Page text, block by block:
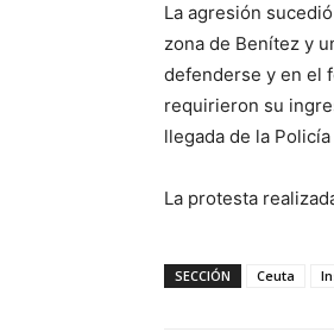
La agresión
zona de Benítez y
defenderse y en el
requirieron su
llegada de la
La protesta
SECCIÓN Ceuta